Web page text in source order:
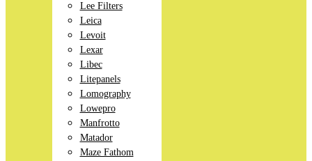
Lee Filters
Leica
Levoit
Lexar
Libec
Litepanels
Lomography
Lowepro
Manfrotto
Matador
Maze Fathom